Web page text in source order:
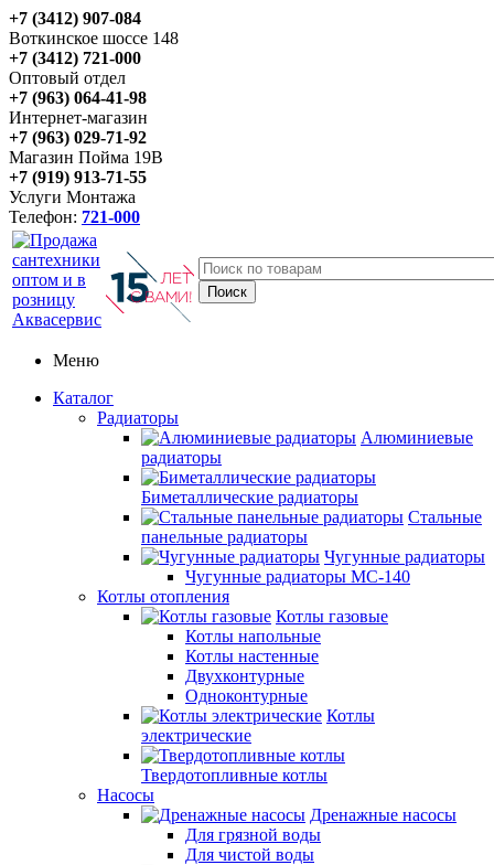
+7 (3412) 907-084
Воткинское шоссе 148
+7 (3412) 721-000
Оптовый отдел
+7 (963) 064-41-98
Интернет-магазин
+7 (963) 029-71-92
Магазин Пойма 19В
+7 (919) 913-71-55
Услуги Монтажа
Телефон: 721-000
Меню
Каталог
Радиаторы
Алюминиевые
радиаторы
Биметаллические радиаторы
Стальные
панельные радиаторы
Чугунные радиаторы
Чугунные радиаторы МС-140
Котлы отопления
Котлы газовые
Котлы напольные
Котлы настенные
Двухконтурные
Одноконтурные
Котлы
электрические
Твердотопливные котлы
Насосы
Дренажные насосы
Для грязной воды
Для чистой воды